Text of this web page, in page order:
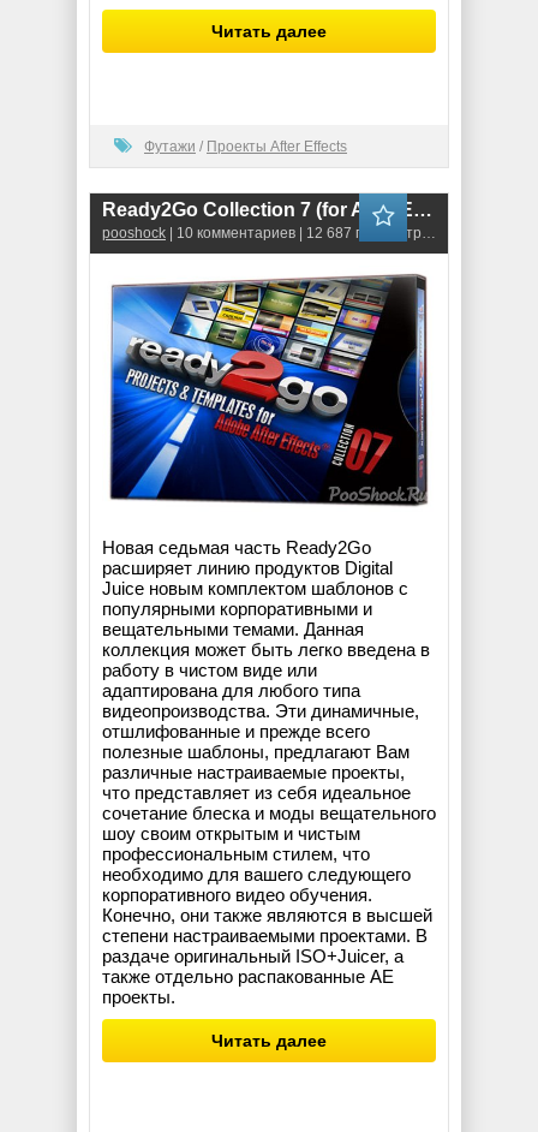
Читать далее
Футажи / Проекты After Effects
Ready2Go Collection 7 (for After Effects) ISO + Unpacked AE Projects
pooshock | 10 комментариев | 12 687 просмотров
Новая седьмая часть Ready2Go
расширяет линию продуктов Digital
Juice новым комплектом шаблонов с
популярными корпоративными и
вещательными темами. Данная
коллекция может быть легко введена в
работу в чистом виде или
адаптирована для любого типа
видеопроизводства. Эти динамичные,
отшлифованные и прежде всего
полезные шаблоны, предлагают Вам
различные настраиваемые проекты,
что представляет из себя идеальное
сочетание блеска и моды вещательного
шоу своим открытым и чистым
профессиональным стилем, что
необходимо для вашего следующего
корпоративного видео обучения.
Конечно, они также являются в высшей
степени настраиваемыми проектами. В
раздаче оригинальный ISO+Juicer, а
также отдельно распакованные AE
проекты.
Читать далее